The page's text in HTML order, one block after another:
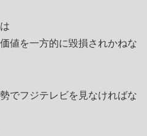
値を一方的に毀損されかねな
でフジテレビを見なければな